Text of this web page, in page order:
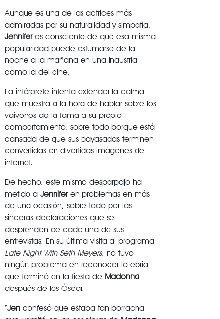
Aunque es una de las actrices más
admiradas por su naturalidad y simpatía,
Jenniferes consciente de que esa misma
popularidad puede esfumarse de la
noche a la mañana en una industria
como la del cine.
La intérprete intenta extender la calma
que muestra a la hora de hablar sobre los
vaivenes de la fama a su propio
comportamiento, sobre todo porque está
cansada de que sus payasadas terminen
convertidas en divertidas imágenes de
internet.
De hecho, este mismo desparpajo ha
metido a Jenniferen problemas en más
de una ocasión, sobre todo por las
sinceras declaraciones que se
desprenden de cada una de sus
entrevistas. En su última visita al programa
Late Night With Seth Meyers, no tuvo
ningún problema en reconocer lo ebria
que terminó en la fiesta de Madonna
después de los Óscar.
“Jen confesó que estaba tan borracha